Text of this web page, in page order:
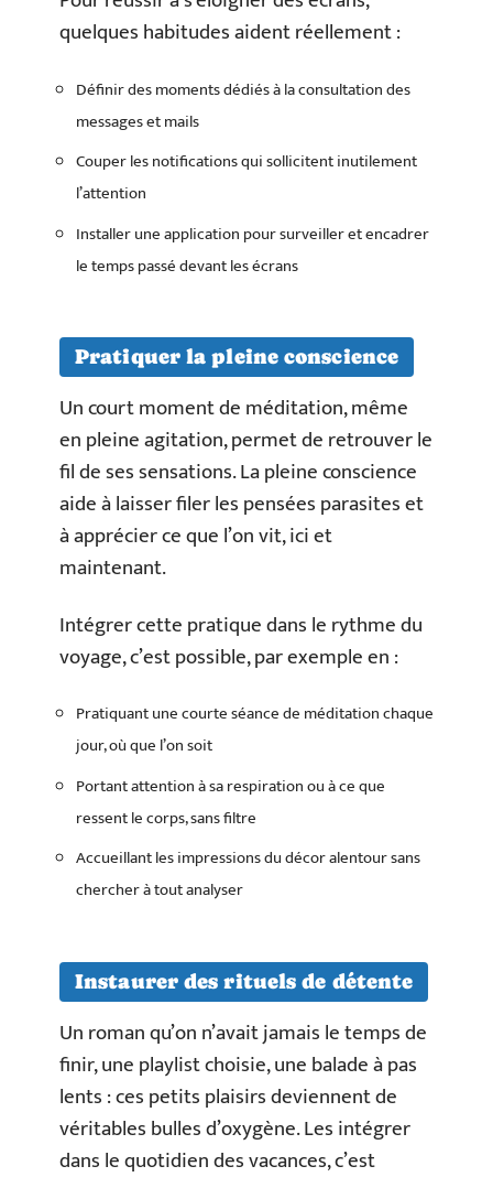
quelques habitudes aident réellement :
Définir des moments dédiés à la consultation des
messages et mails
Couper les notifications qui sollicitent inutilement
l’attention
Installer une application pour surveiller et encadrer
le temps passé devant les écrans
Pratiquer la pleine conscience
Un court moment de méditation, même
en pleine agitation, permet de retrouver le
fil de ses sensations. La pleine conscience
aide à laisser filer les pensées parasites et
à apprécier ce que l’on vit, ici et
maintenant.
Intégrer cette pratique dans le rythme du
voyage, c’est possible, par exemple en :
Pratiquant une courte séance de méditation chaque
jour, où que l’on soit
Portant attention à sa respiration ou à ce que
ressent le corps, sans filtre
Accueillant les impressions du décor alentour sans
chercher à tout analyser
Instaurer des rituels de détente
Un roman qu’on n’avait jamais le temps de
finir, une playlist choisie, une balade à pas
lents : ces petits plaisirs deviennent de
véritables bulles d’oxygène. Les intégrer
dans le quotidien des vacances, c’est